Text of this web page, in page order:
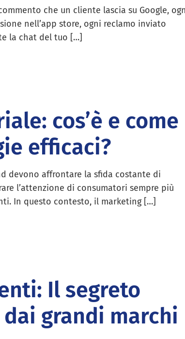
che un cliente lascia su Google,
nell’app store, ogni reclamo inviato
la chat del tuo […]
cos’è e come
efficaci?
devono affrontare la sfida costante di
l’attenzione di consumatori sempre più
In questo contesto, il marketing […]
Il segreto
grandi marchi